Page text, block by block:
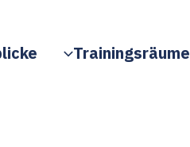
Trainingsräume